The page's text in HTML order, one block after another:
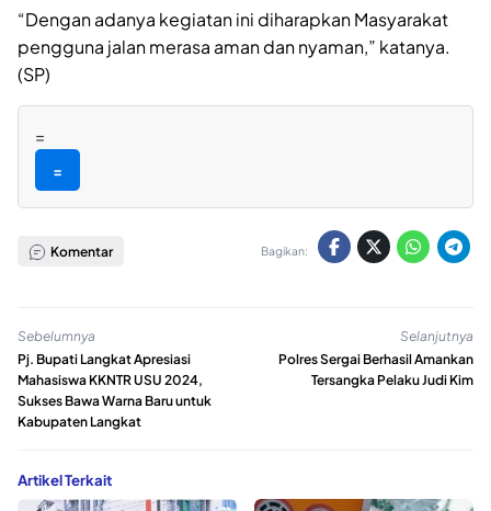
“Dengan adanya kegiatan ini diharapkan Masyarakat
pengguna jalan merasa aman dan nyaman,” katanya.
(SP)
=
=
Komentar Bagikan:
Sebelumnya
Pj. Bupati Langkat Apresiasi
Mahasiswa KKNTR USU 2024,
Sukses Bawa Warna Baru untuk
Kabupaten Langkat
Selanjutnya
Polres Sergai Berhasil Amankan
Tersangka Pelaku Judi Kim
Artikel Terkait